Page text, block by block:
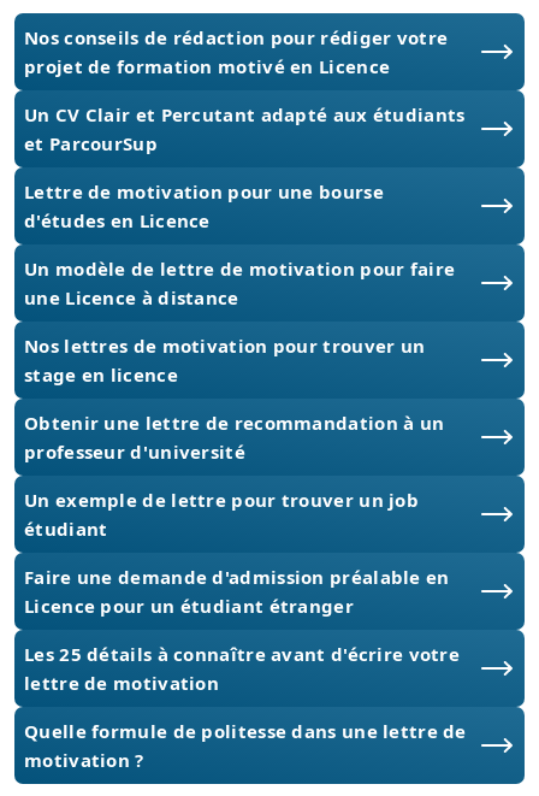
Nos conseils de rédaction pour rédiger votre
projet de formation motivé en Licence
Un CV Clair et Percutant adapté aux étudiants
et ParcourSup
Lettre de motivation pour une bourse
d'études en Licence
Un modèle de lettre de motivation pour faire
une Licence à distance
Nos lettres de motivation pour trouver un
stage en licence
Obtenir une lettre de recommandation à un
professeur d'université
Un exemple de lettre pour trouver un job
étudiant
Faire une demande d'admission préalable en
Licence pour un étudiant étranger
Les 25 détails à connaître avant d'écrire votre
lettre de motivation
Quelle formule de politesse dans une lettre de
motivation ?